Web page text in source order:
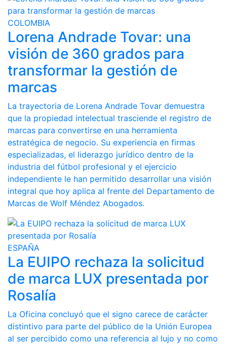
COLOMBIA
Lorena Andrade Tovar: una
visión de 360 grados para
transformar la gestión de
marcas
La trayectoria de Lorena Andrade Tovar demuestra
que la propiedad intelectual trasciende el registro de
marcas para convertirse en una herramienta
estratégica de negocio. Su experiencia en firmas
especializadas, el liderazgo jurídico dentro de la
industria del fútbol profesional y el ejercicio
independiente le han permitido desarrollar una visión
integral que hoy aplica al frente del Departamento de
Marcas de Wolf Méndez Abogados.
ESPAÑA
La EUIPO rechaza la solicitud
de marca LUX presentada por
Rosalía
La Oficina concluyó que el signo carece de carácter
distintivo para parte del público de la Unión Europea
al ser percibido como una referencia al lujo y no como